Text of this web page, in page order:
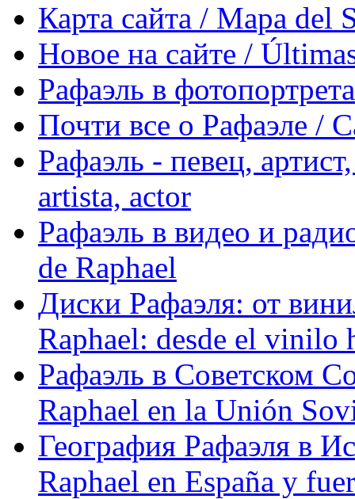
Карта сайта / Mapa del
Новое на сайте /
Рафаэль в
Почти все о Рафаэле /
Рафаэль - певец,
artista, actor
Рафаэль в видео и
de Raphael
Диски Рафаэля: от
Raphael: desde el vinilo
Рафаэль в Советском
Raphael en la Unión
География Рафаэля в
Raphael en España y